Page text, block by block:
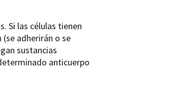
Si las células tienen
adherirán o se
sustancias
anticuerpo